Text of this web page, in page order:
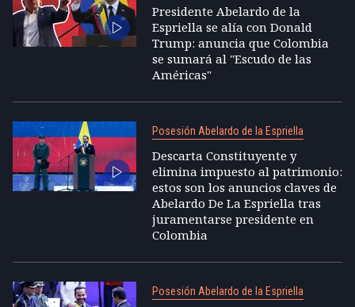
Presidente Abelardo de la
Espriella se alía con Donald
Trump: anuncia que Colombia
se sumará al "Escudo de las
Américas"
Posesión Abelardo de la Espriella
Descarta Constituyente y
elimina impuesto al patrimonio:
estos son los anuncios claves de
Abelardo De La Espriella tras
juramentarse presidente en
Colombia
Posesión Abelardo de la Espriella